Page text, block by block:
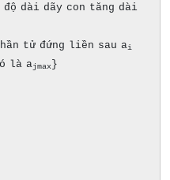
độ dài dãy con tăng dài
tử đứng liền sau ai
là ajmax}